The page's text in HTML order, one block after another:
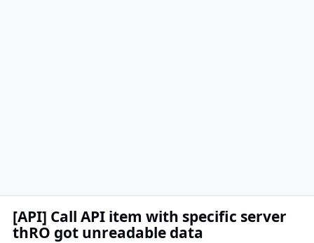
[API] Call API item with specific server
thRO got unreadable data